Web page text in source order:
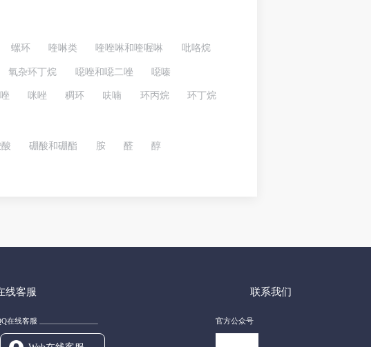
螺环 喹啉类 喹唑啉和喹喔啉 吡咯烷
氧杂环丁烷 噁唑和噁二唑 噁嗪
咪唑 稠环 呋喃 环丙烷 环丁烷
硼酸和硼酯 胺 醛 醇
线客服 联系我们
在线客服 官方公众号